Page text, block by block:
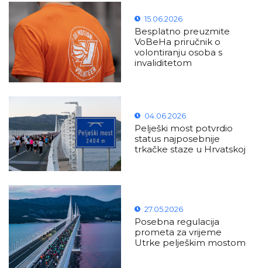
15.06.2026
Besplatno preuzmite
VoBeHa priručnik o
volontiranju osoba s
invaliditetom
04.06.2026
Pelješki most potvrdio
status najposebnije
trkačke staze u Hrvatskoj
27.05.2026
Posebna regulacija
prometa za vrijeme
Utrke pelješkim mostom